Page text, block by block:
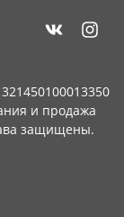
и продажа
защищены.